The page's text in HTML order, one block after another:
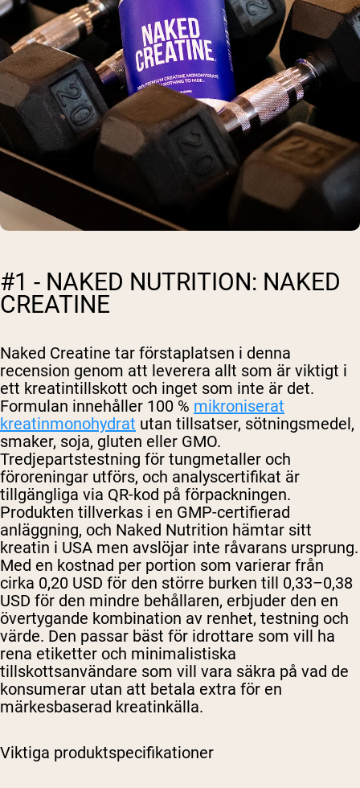
#1 - NAKED NUTRITION: NAKED
CREATINE
Naked Creatine tar förstaplatsen i denna
recension genom att leverera allt som är viktigt i
ett kreatintillskott och inget som inte är det.
Formulan innehåller 100 % mikroniserat
kreatinmonohydrat utan tillsatser, sötningsmedel,
smaker, soja, gluten eller GMO.
Tredjepartstestning för tungmetaller och
föroreningar utförs, och analyscertifikat är
tillgängliga via QR-kod på förpackningen.
Produkten tillverkas i en GMP-certifierad
anläggning, och Naked Nutrition hämtar sitt
kreatin i USA men avslöjar inte råvarans ursprung.
Med en kostnad per portion som varierar från
cirka 0,20 USD för den större burken till 0,33–0,38
USD för den mindre behållaren, erbjuder den en
övertygande kombination av renhet, testning och
värde. Den passar bäst för idrottare som vill ha
rena etiketter och minimalistiska
tillskottsanvändare som vill vara säkra på vad de
konsumerar utan att betala extra för en
märkesbaserad kreatinkälla.
Viktiga produktspecifikationer